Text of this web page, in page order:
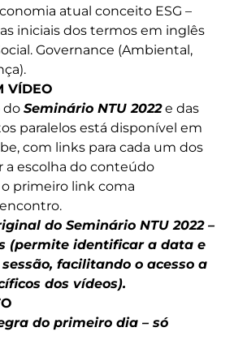
atual conceito ESG –
iniciais dos termos em inglês
Governance (Ambiental,
VÍDEO
do Seminário NTU 2022e das
paralelos está disponível em
com links para cada um dos
a escolha do conteúdo
o primeiro link coma
do Seminário NTU 2022 –
(permite identificar a data e
facilitando o acesso a
dos vídeos).
do primeiro dia – só